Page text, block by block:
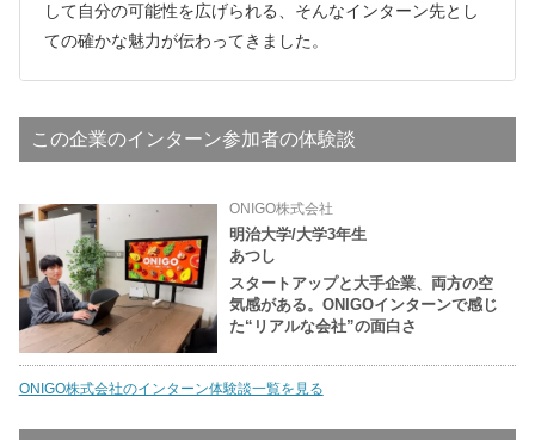
して自分の可能性を広げられる、そんなインターン先とし
ての確かな魅力が伝わってきました。
この企業のインターン参加者の体験談
ONIGO株式会社
明治大学/大学3年生
あつし
スタートアップと大手企業、両方の空
気感がある。ONIGOインターンで感じ
た“リアルな会社”の面白さ
ONIGO株式会社のインターン体験談一覧を見る